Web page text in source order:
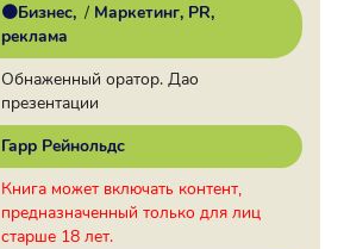
🟠Бизнес / Маркетинг, PR,
реклама
Обнаженный оратор. Дао
презентации
Гарр Рейнольдс
Книга может включать контент,
предназначенный только для лиц
старше 18 лет.